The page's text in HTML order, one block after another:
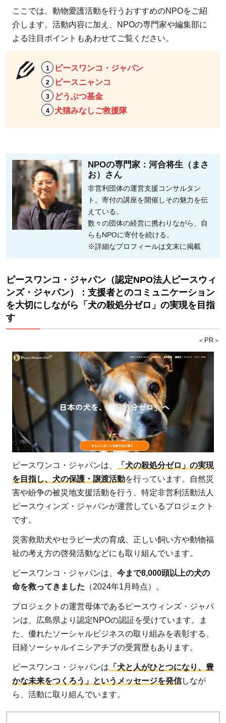
ここでは、動物愛護活動を行うおすすめのNPOをご紹
介します。活動内容に加え、NPOの専門家や編集部に
よる注目ポイントもあわせてご覧ください。
ピースワンコ・ジャパン
ピースニャンコ
どうぶつ基金
犬猫みなしご救援隊
NPOの専門家：河合将生（まさ
お）さん
非営利団体の運営支援コンサルタン
ト。寄付の講座を開催しその魅力を伝
えている。
数々の団体の経営に携わりながら、自
らもNPOに寄付を続ける。
※詳細なプロフィールは文末に掲載
ピースワンコ・ジャパン（認定NPO法人ピースウィ
ンズ・ジャパン）：支援者とのコミュニケーション
を大切にしながら「犬の殺処分ゼロ」の実現を目指
す
＜PR＞
ピースワンコ・ジャパンは、
「犬の殺処分ゼロ」の実現
を目指し、犬の保護・譲渡活動を行っています。自然災
害や紛争の被災地支援活動を行う、特定非営利活動法人
ピースウィンズ・ジャパンが運営しているプロジェクト
です。
災害救助犬やセラピー犬の育成、正しい飼い方や動物福
祉の考え方の啓発活動などにも取り組んでいます。
ピースワンコ・ジャパンは、 今まで8,000頭以上の犬の
命を救ってきました （2024年1月時点）。
プロジェクトの運営母体であるピースウィンズ・ジャパ
ンは、広島県より認定NPOの認証を受けています。ま
た、優れたソーシャルビジネスの取り組みを表彰する、
日経ソーシャルイニシアチブの受賞歴もあります。
ピースワンコ・ジャパンは 「犬と人がひとつになり、豊
かな未来をつくろう」というメッセージを発信しなが
ら、活動に取り組んでいます。